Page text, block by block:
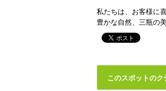
私たちは、お客様に
豊かな自然、三瓶の
このスポットのク